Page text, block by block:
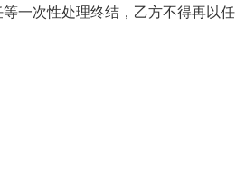
一次性处理终结，乙方不得再以任